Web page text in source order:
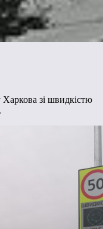
зі швидкістю